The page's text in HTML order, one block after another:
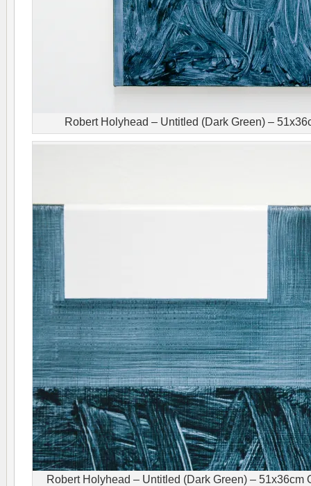
Robert Holyhead – Untitled (Dark Green) –
Robert Holyhead – Untitled (Dark Green) – 51x36cm